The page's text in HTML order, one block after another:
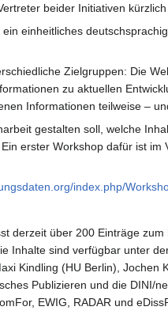
beider Initiativen kürzlich
einheitliches
Zielgruppen: Die
zu aktuellen
Informationen teilweise –
gestalten soll, welche
erster Workshop dafür ist
index.php/
derzeit über 200 Einträge
Inhalte sind verfügbar unter
Kindling (HU Berlin),
Publizieren und die DINI/
EWIG, RADAR und